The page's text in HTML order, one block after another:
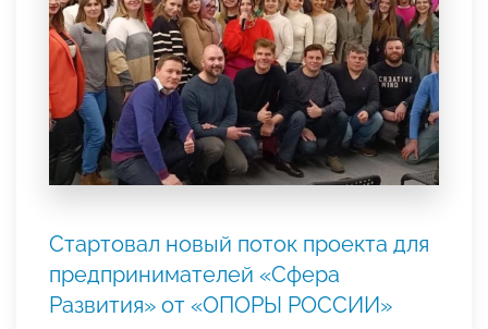
Стартовал новый поток проекта для
предпринимателей «Сфера
Развития» от «ОПОРЫ РОССИИ»